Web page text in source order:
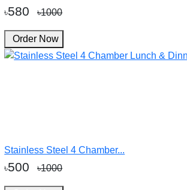
৳580 ৳1000
Order Now
Stainless Steel 4 Chamber...
৳500 ৳1000